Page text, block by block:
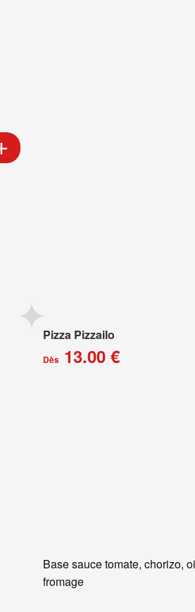
Pizza Pizzailo
Dès 13.00 €
Base sauce tomate, chorizo,
fromage